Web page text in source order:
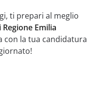
ti prepari al meglio
Emilia
con la tua candidatura